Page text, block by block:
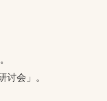
会」。